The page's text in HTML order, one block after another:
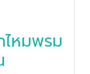
ไหมพรม